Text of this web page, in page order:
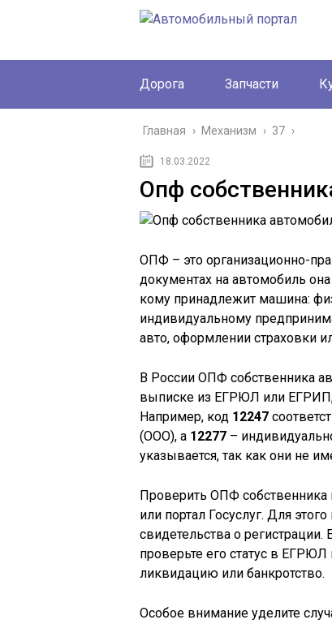
Дорога Запчасти
Главная › Механизм › 37 ›
18.03.2022
Опф
ОПФ – это организационно-
документах на автомобиль
кому принадлежит машина:
индивидуальному
авто, оформлении страховки
В России ОПФ собственника
выписке из ЕГРЮЛ или ЕГРИП,
Например, код 12247
(ООО), а 12277 –
указывается, так как они не
Проверить ОПФ
или портал Госуслуг. Для
свидетельства о
проверьте его статус в ЕГРЮЛ
ликвидацию или банкротство.
Особое внимание уделите